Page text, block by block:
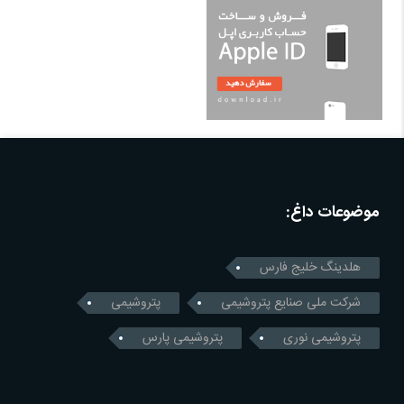
موضوعات داغ:
هلدینگ خلیج فارس
شرکت ملی صنایع پتروشیمی
پتروشیمی
پتروشیمی نوری
پتروشیمی پارس